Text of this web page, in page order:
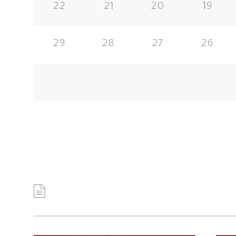
19
20
21
22
26
27
28
29